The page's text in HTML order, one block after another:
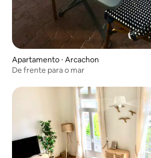
Apartamento ⋅ Arcachon
De frente para o mar